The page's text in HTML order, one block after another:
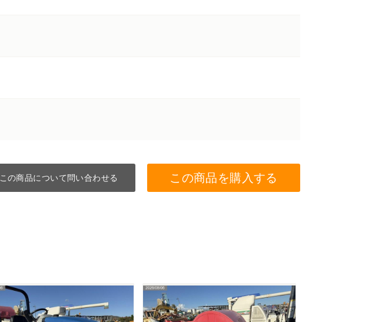
この商品について問い合わせる この商品を購入する